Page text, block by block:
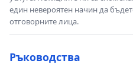
един невероятен начин да
отговорните лица.
Ръководства